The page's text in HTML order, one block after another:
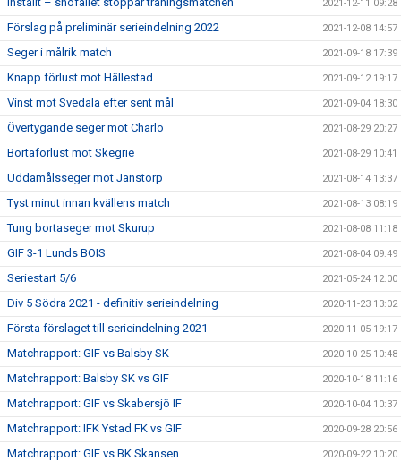
2021-12-11 09:28
Förslag på preliminär serieindelning 2022 2021-12-08 14:57
Seger i målrik match 2021-09-18 17:39
Knapp förlust mot Hällestad 2021-09-12 19:17
Vinst mot Svedala efter sent mål 2021-09-04 18:30
Övertygande seger mot Charlo 2021-08-29 20:27
Bortaförlust mot Skegrie 2021-08-29 10:41
Uddamålsseger mot Janstorp 2021-08-14 13:37
Tyst minut innan kvällens match 2021-08-13 08:19
Tung bortaseger mot Skurup 2021-08-08 11:18
GIF 3-1 Lunds BOIS 2021-08-04 09:49
Seriestart 5/6 2021-05-24 12:00
Div 5 Södra 2021 - definitiv serieindelning 2020-11-23 13:02
Första förslaget till serieindelning 2021 2020-11-05 19:17
Matchrapport: GIF vs Balsby SK 2020-10-25 10:48
Matchrapport: Balsby SK vs GIF 2020-10-18 11:16
Matchrapport: GIF vs Skabersjö IF 2020-10-04 10:37
Matchrapport: IFK Ystad FK vs GIF 2020-09-28 20:56
Matchrapport: GIF vs BK Skansen 2020-09-22 10:20